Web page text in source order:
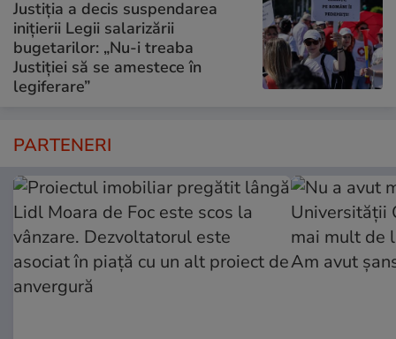
Justiția a decis suspendarea
inițierii Legii salarizării
bugetarilor: „Nu-i treaba
Justiției să se amestece în
legiferare”
PARTENERI